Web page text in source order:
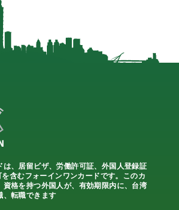
は、居留ビザ、労働許可証、外国人登録証
含むフォーインワンカードです。このカ
資格を持つ外国人が、有効期限内に、台湾
、転職できます